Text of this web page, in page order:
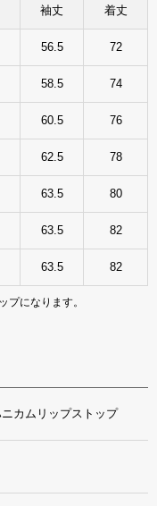
袖丈 着丈
56.5 72
58.5 74
60.5 76
62.5 78
63.5 80
63.5 82
63.5 82
になります。
カムリップストップ